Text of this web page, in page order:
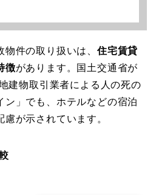
件の取り扱いは、 住宅賃貸
徴があります。国土交通省が
建物取引業者による人の死の
ン」でも、ホテルなどの宿泊
が示されています。